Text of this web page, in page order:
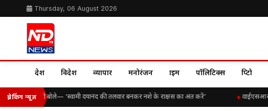
Thursday, 06 August 2026
देश विदेश व्यापार मनोरंजन क्राइम पॉलिटिक्स क्रिप्टो
ब्रेकिंग न्यूज़
योगी सूरी बोले— ‘स्वामी दयानंद की तलवार बनकर नशे के राक्षस का अंत करें’